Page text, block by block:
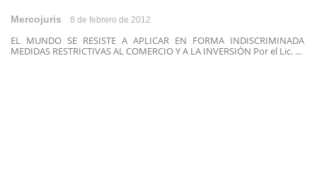
Mercojuris 8 de febrero de 2012
EL MUNDO SE RESISTE A APLICAR EN FORMA INDISCRIMINADA
MEDIDAS RESTRICTIVAS AL COMERCIO Y A LA INVERSIÓN Por el Lic. ...